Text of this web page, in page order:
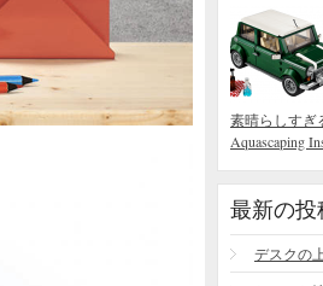
素晴らしすぎ
Aquascaping
最新の投